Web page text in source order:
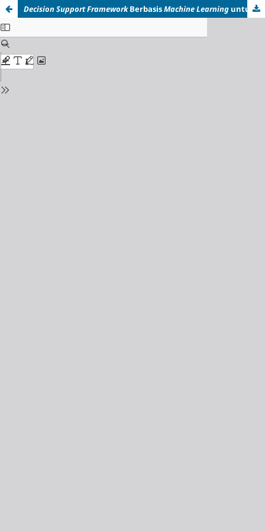
Decision Support FrameworkBerbasisMachine Learninguntuk Strategi Perdagangan Karbon pada PLTU Batubara